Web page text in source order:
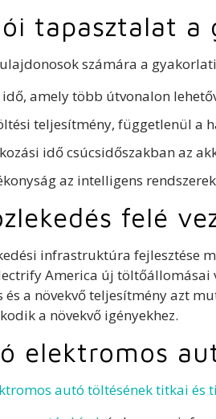
tapasztalat a
számára a
amely több útvonalon
teljesítmény, függetlenül a
idő csúcsidőszakban az
az intelligens
felé
infrastruktúra fejlesztése
America új töltőállomásai
a növekvő teljesítmény azt
a növekvő igényekhez.
elektromos
autó töltésének titkai és